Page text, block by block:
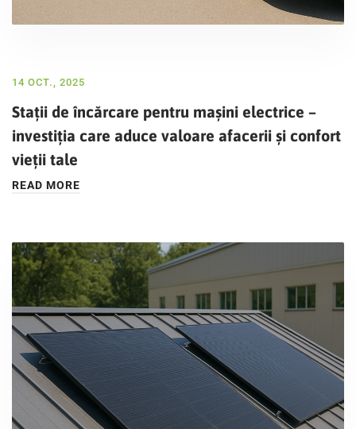
14 OCT., 2025
Stații de încărcare pentru mașini electrice –
investiția care aduce valoare afacerii și confort
vieții tale
READ MORE